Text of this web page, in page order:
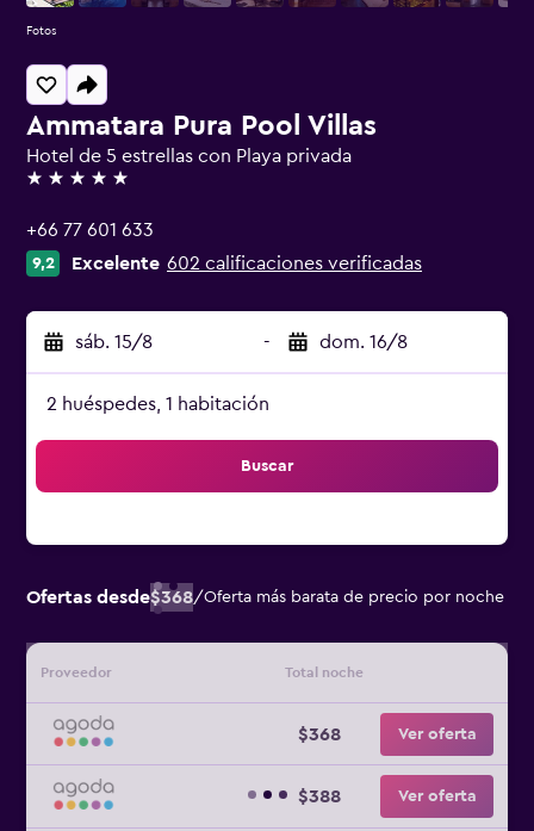
Ammatara Pura Pool Villas
Hotel de 5 estrellas con Playa privada
5 estrellas
+66 77 601 633
9,2 Excelente 602 calificaciones verificadas
sáb. 15/8 - dom. 16/8
2 huéspedes, 1 habitación
Buscar
Ofertas desde$368/Oferta más barata de precio por noche
Proveedor Total noche
$368 Ver oferta
$388 Ver oferta
Fotos